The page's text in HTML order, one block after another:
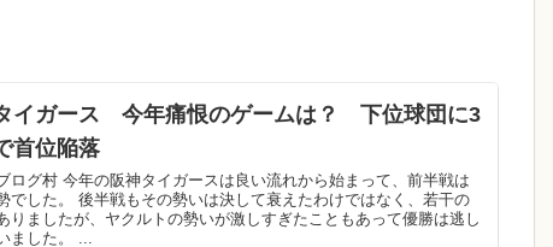
イガース 今年痛恨のゲームは？ 下位球団に3
首位陥落
ログ村 今年の阪神タイガースは良い流れから始まって、前半戦は
でした。 後半戦もその勢いは決して衰えたわけではなく、若干の
りましたが、ヤクルトの勢いが激しすぎたこともあって優勝は逃し
ました。 ...